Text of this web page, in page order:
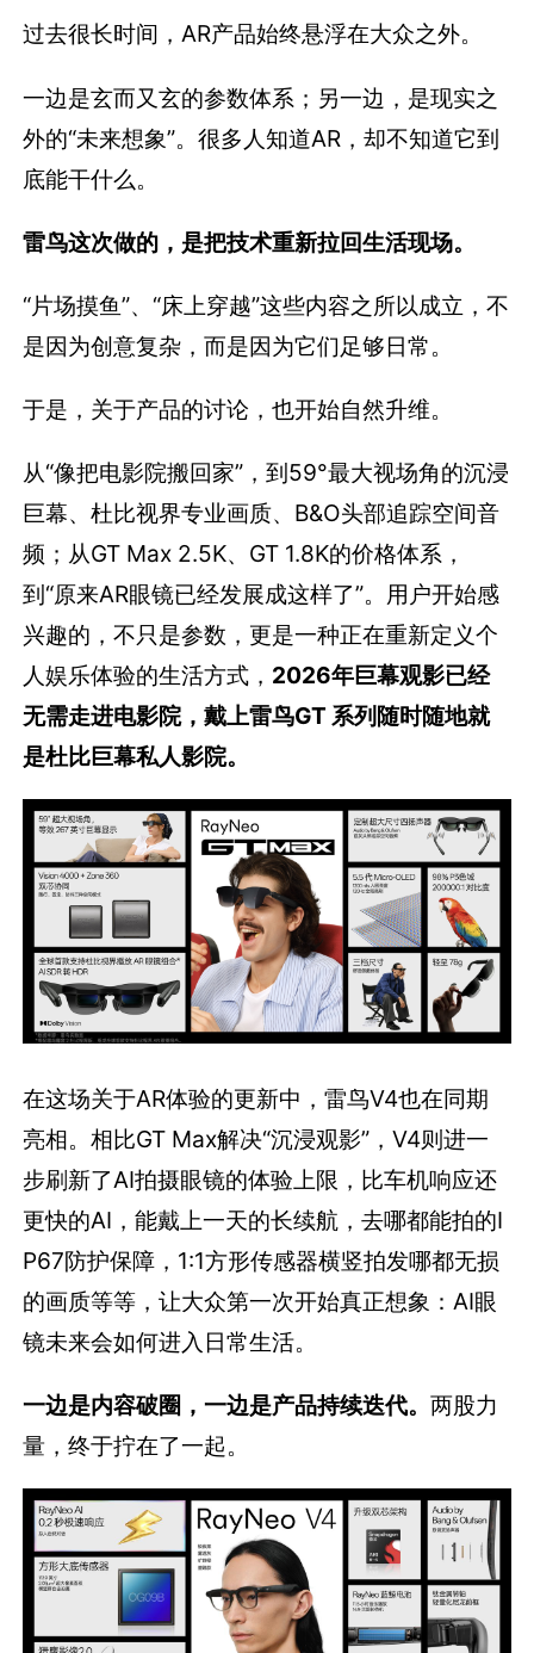
过去很长时间，AR产品始终悬浮在大众之外。
一边是玄而又玄的参数体系；另一边，是现实之
外的“未来想象”。很多人知道AR，却不知道它到
底能干什么。
雷鸟这次做的，是把技术重新拉回生活现场。
“片场摸鱼”、“床上穿越”这些内容之所以成立，不
是因为创意复杂，而是因为它们足够日常。
于是，关于产品的讨论，也开始自然升维。
从“像把电影院搬回家”，到59°最大视场角的沉浸
巨幕、杜比视界专业画质、B&O头部追踪空间音
频；从GT Max 2.5K、GT 1.8K的价格体系，
到“原来AR眼镜已经发展成这样了”。用户开始感
兴趣的，不只是参数，更是一种正在重新定义个
人娱乐体验的生活方式， 2026年巨幕观影已经
无需走进电影院，戴上雷鸟GT 系列随时随地就
是杜比巨幕私人影院。
在这场关于AR体验的更新中，雷鸟V4也在同期
亮相。相比GT Max解决“沉浸观影”，V4则进一
步刷新了AI拍摄眼镜的体验上限，比车机响应还
更快的AI，能戴上一天的长续航，去哪都能拍的I
P67防护保障，1:1方形传感器横竖拍发哪都无损
的画质等等，让大众第一次开始真正想象：AI眼
镜未来会如何进入日常生活。
一边是内容破圈，一边是产品持续迭代。两股力
量，终于拧在了一起。